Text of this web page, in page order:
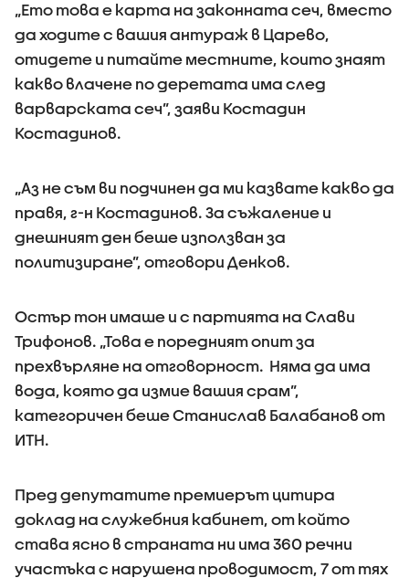
„Ето това е карта на законната сеч, вместо
да ходите с вашия антураж в Царево,
отидете и питайте местните, които знаят
какво влачене по деретата има след
варварската сеч”, заяви Костадин
Костадинов.
„Аз не съм ви подчинен да ми казвате какво да
правя, г-н Костадинов. За съжаление и
днешният ден беше използван за
политизиране”, отговори Денков.
Остър тон имаше и с партията на Слави
Трифонов. „Това е поредният опит за
прехвърляне на отговорност. Няма да има
вода, която да измие вашия срам”,
категоричен беше Станислав Балабанов от
ИТН.
Пред депутатите премиерът цитира
доклад на служебния кабинет, от който
става ясно в страната ни има 360 речни
участъка с нарушена проводимост, 7 от тях